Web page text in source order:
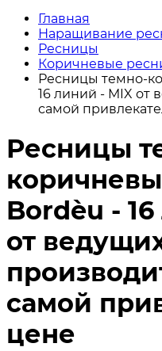
Главная
Наращивание
Ресницы
Коричневые
Ресницы темно-
16 линий - MIX от
самой
Ресницы
Bordèu -
от
самой
цене